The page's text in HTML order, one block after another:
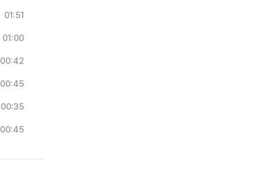
01:51
01:00
00:42
00:45
00:35
00:45